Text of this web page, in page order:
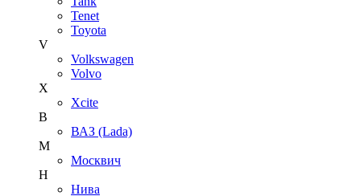
Tenet
Toyota
V
Volkswagen
Volvo
X
Xcite
В
ВАЗ (Lada)
М
Москвич
Н
Нива